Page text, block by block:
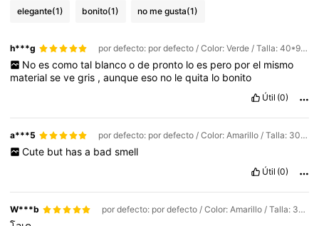
elegante(1) bonito(1) no me gusta(1)
h***g por defecto: por defecto / Color: Verde / Talla: 40*90cm
No es como tal blanco o de pronto lo es pero por el mismo
materialsevegris ,aunqueeso no lequita lo bonito
Útil (0)
a***5 por defecto: por defecto / Color: Amarillo / Talla: 30*80 cm
Cute but has a bad smell
Útil (0)
W***b por defecto: por defecto / Color: Amarillo / Talla: 30*60cm